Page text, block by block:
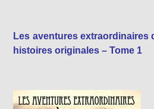
Les aventures extraordinaires
histoires originales – Tome 1